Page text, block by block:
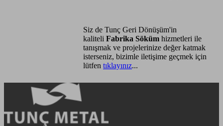
Siz de Tunç Geri Dönüşüm'in
kaliteliFabrika Sökümhizmetleri ile
tanışmak ve projelerinize değer katmak
isterseniz, bizimle iletişime geçmek için
lütfentıklayınız...